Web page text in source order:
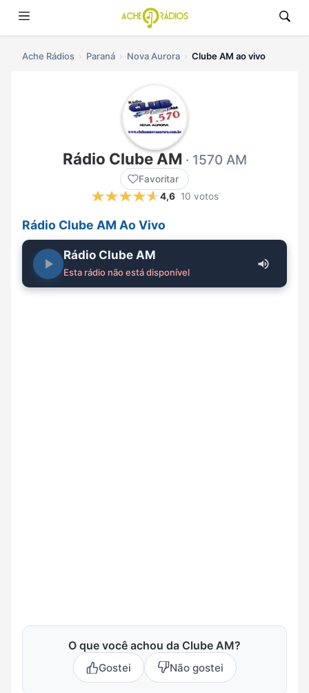
Ache Rádios Paraná Nova Aurora Clube AM ao vivo
Rádio Clube AM · 1570 AM
Favoritar
4,6 10 votos
Rádio Clube AM Ao Vivo
Rádio Clube AM
Esta rádio não está disponível
O que você achou da Clube AM?
Gostei Não gostei